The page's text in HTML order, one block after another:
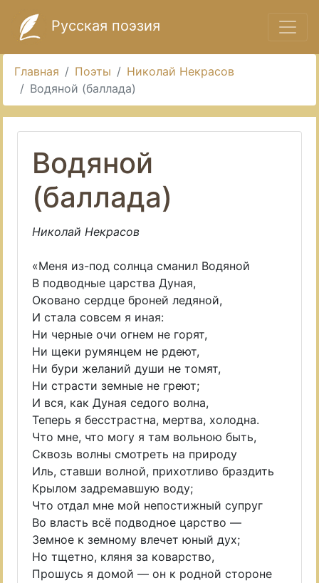
Русская поэзия
Главная Поэты
Николай Некрасов
Водяной (баллада)
Водяной
(баллада)
Николай Некрасов
«Меня из-под солнца сманил Водяной
В подводные царства Дуная,
Оковано сердце броней ледяной,
И стала совсем я иная:
Ни черные очи огнем не горят,
Ни щеки румянцем не рдеют,
Ни бури желаний души не томят,
Ни страсти земные не греют;
И вся, как Дуная седого волна,
Теперь я бесстрастна, мертва, холодна.
Что мне, что могу я там вольною быть,
Сквозь волны смотреть на природу
Иль, ставши волной, прихотливо браздить
Крылом задремавшую воду;
Что отдал мне мой непостижный супруг
Во власть всё подводное царство —
Земное к земному влечет юный дух;
Но тщетно, кляня за коварство,
Прошусь я домой — он к родной стороне